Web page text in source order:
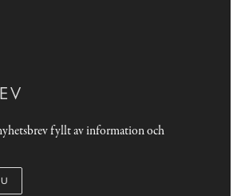
fyllt av information och